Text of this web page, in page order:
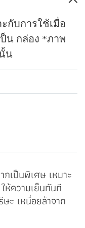
กับการใช้เมื่อ
น กล่อง *ภาพ
น
กเป็นพิเศษ เหมาะ
ห้ความเย็นทันที
ะ เหนื่อยล้าจาก